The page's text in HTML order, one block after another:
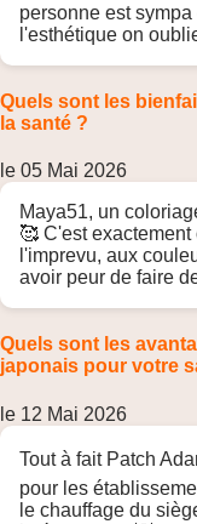
personne est
l'esthétique on
Quels sont les
la santé ?
le 05 Mai 2026
Maya51, un
🥰 C'est
l'imprevu, aux
avoir peur de faire
Quels sont les
japonais pour votre
le 12 Mai 2026
Tout à fait Patch
pour les
le chauffage du